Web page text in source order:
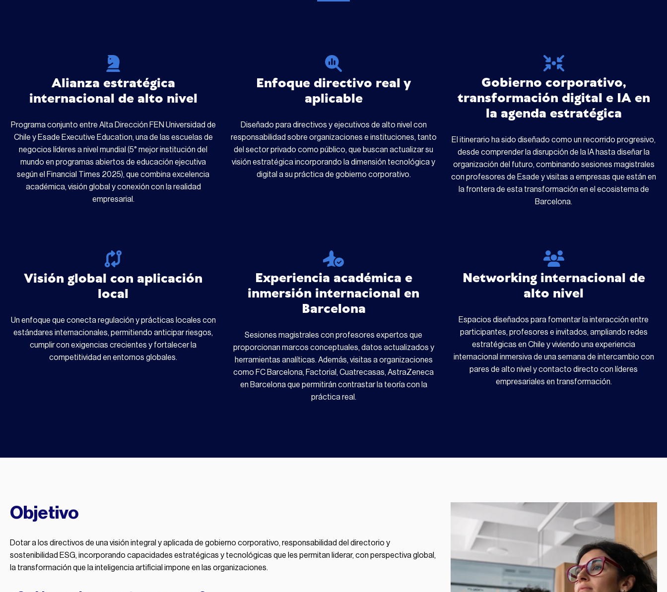
Alianza estratégica
internacional de alto nivel
Programa conjunto entre Alta Dirección FEN Universidad de
Chile y Esade Executive Education, una de las escuelas de
negocios líderes a nivel mundial (5° mejor institución del
mundo en programas abiertos de educación ejecutiva
según el Financial Times 2025), que combina excelencia
académica, visión global y conexión con la realidad
empresarial.
Enfoque directivo real y
aplicable
Diseñado para directivos y ejecutivos de alto nivel con
responsabilidad sobre organizaciones e instituciones, tanto
del sector privado como público, que buscan actualizar su
visión estratégica incorporando la dimensión tecnológica y
digital a su práctica de gobierno corporativo.
Gobierno corporativo,
transformación digital e IA en
la agenda estratégica
El itinerario ha sido diseñado como un recorrido progresivo,
desde comprender la disrupción de la IA hasta diseñar la
organización del futuro, combinando sesiones magistrales
con profesores de Esade y visitas a empresas que están en
la frontera de esta transformación en el ecosistema de
Barcelona.
Visión global con aplicación
local
Un enfoque que conecta regulación y prácticas locales con
estándares internacionales, permitiendo anticipar riesgos,
cumplir con exigencias crecientes y fortalecer la
competitividad en entornos globales.
Experiencia académica e
inmersión internacional en
Barcelona
Sesiones magistrales con profesores expertos que
proporcionan marcos conceptuales, datos actualizados y
herramientas analíticas. Además, visitas a organizaciones
como FC Barcelona, Factorial, Cuatrecasas, AstraZeneca
en Barcelona que permitirán contrastar la teoría con la
práctica real.
Networking internacional de
alto nivel
Espacios diseñados para fomentar la interacción entre
participantes, profesores e invitados, ampliando redes
estratégicas en Chile y viviendo una experiencia
internacional inmersiva de una semana de intercambio con
pares de alto nivel y contacto directo con líderes
empresariales en transformación.
Objetivo
Dotar a los directivos de una visión integral y aplicada de gobierno corporativo, responsabilidad del directorio y
sostenibilidad ESG, incorporando capacidades estratégicas y tecnológicas que les permitan liderar, con perspectiva global,
la transformación que la inteligencia artificial impone en las organizaciones.